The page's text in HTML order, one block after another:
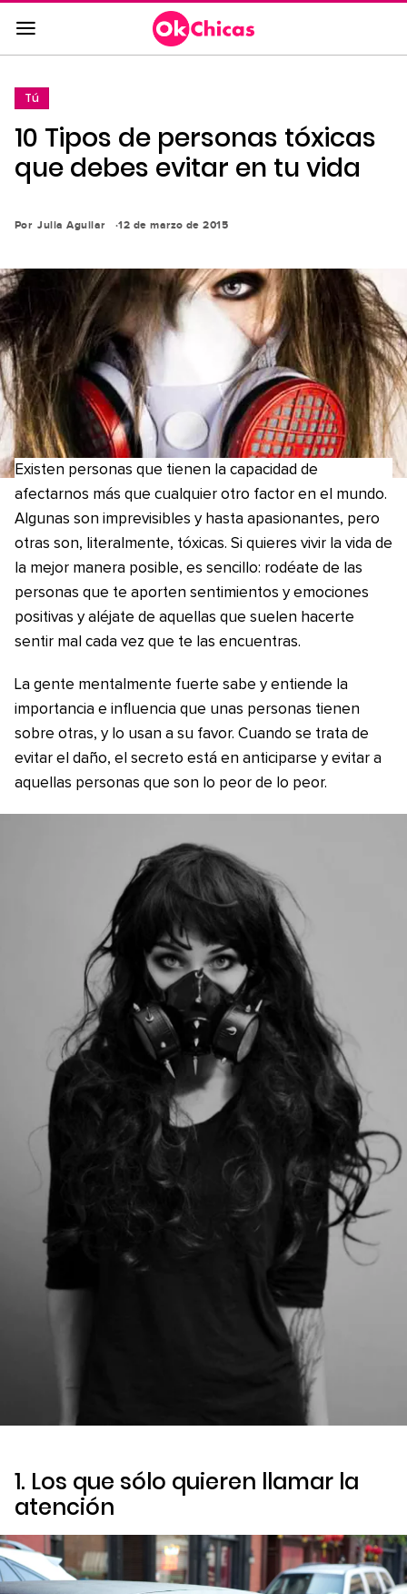
Saltar
al
contenido
la
navegación
Tú
10 Tipos de personas tóxicas
que debes evitar en tu vida
Por Julia Aguilar 12 de marzo de 2015
Existen personas que tienen la capacidad de
afectarnos más que cualquier otro factor en el mundo.
Algunas son imprevisibles y hasta apasionantes, pero
otras son, literalmente, tóxicas. Si quieres vivir la vida de
la mejor manera posible, es sencillo: rodéate de las
personas que te aporten sentimientos y emociones
positivas y aléjate de aquellas que suelen hacerte
sentir mal cada vez que te las encuentras.
La gente mentalmente fuerte sabe y entiende la
importancia e influencia que unas personas tienen
sobre otras, y lo usan a su favor. Cuando se trata de
evitar el daño, el secreto está en anticiparse y evitar a
aquellas personas que son lo peor de lo peor.
1. Los que sólo quieren llamar la
atención